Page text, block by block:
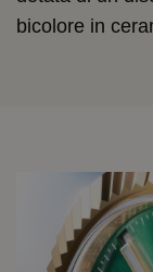
bicolore in